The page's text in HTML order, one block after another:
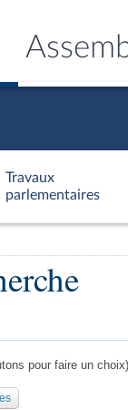
Travaux
parlementaires
pour faire un choix)